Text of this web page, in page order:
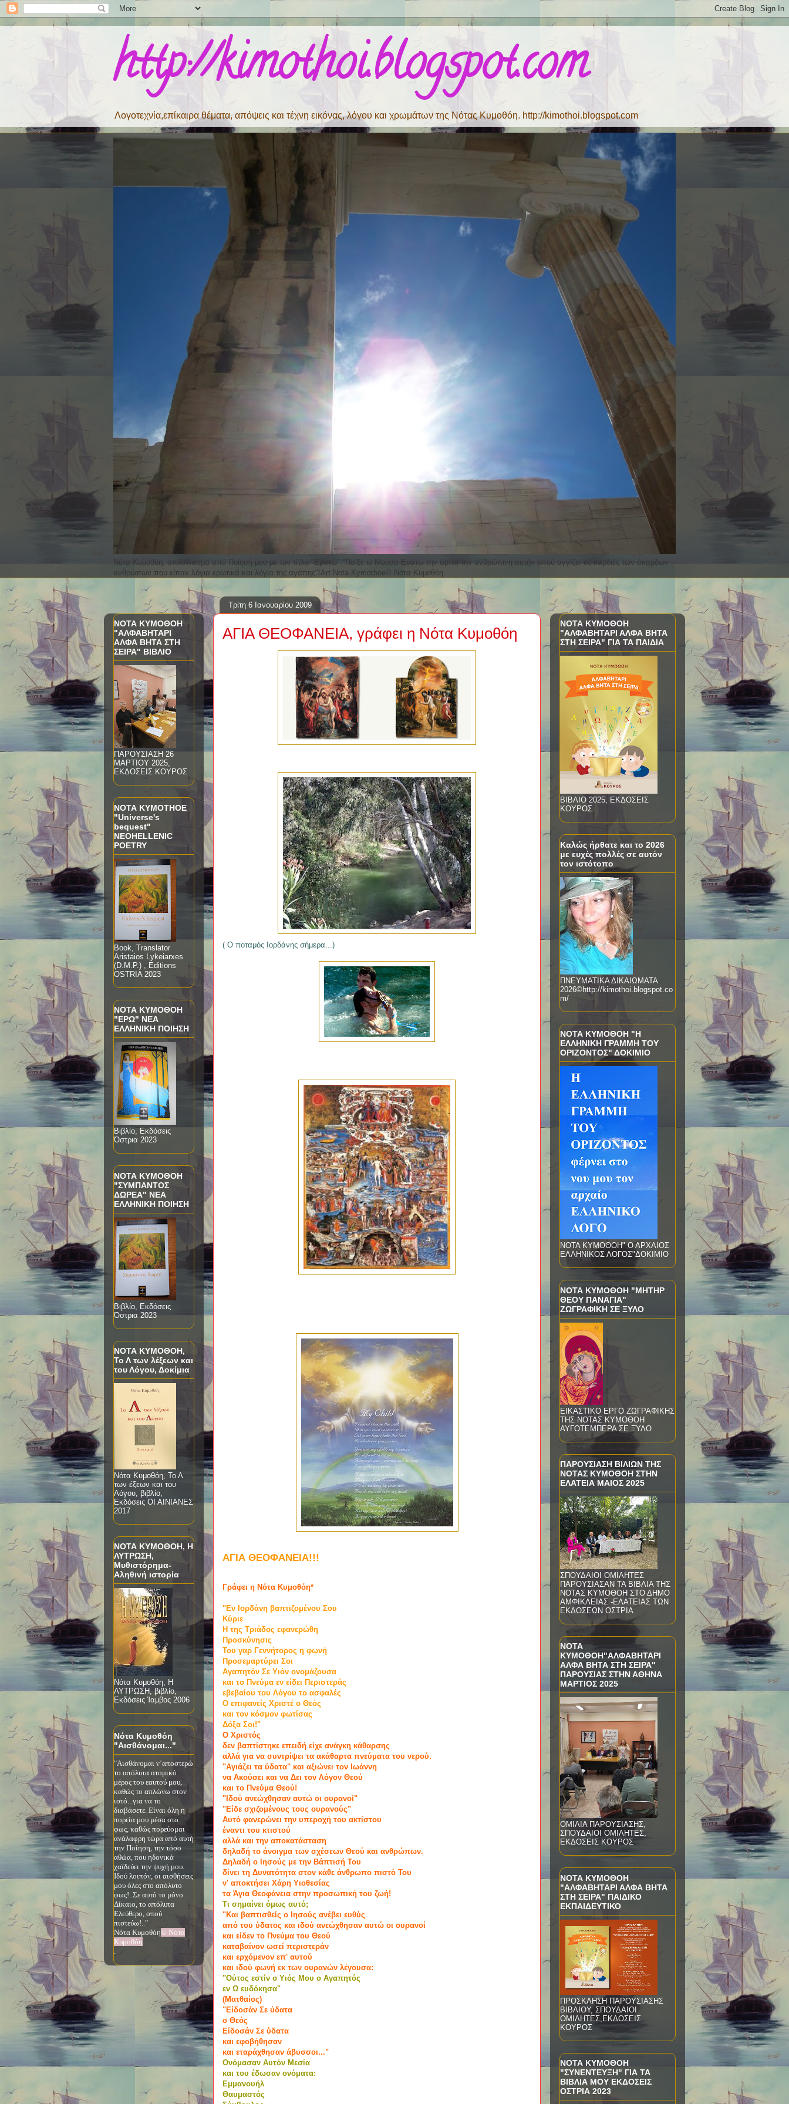
http://kimothoi.blogspot.com
Λογοτεχνία,επίκαιρα θέματα, απόψεις και τέχνη εικόνας, λόγου και χρωμάτων της Νότας Κυμοθόη. http://kimothoi.blogspot.com
Νότα Κυμοθόη, απόσπασμα από Ποίησή μου με τον τίτλο "Ερατώ" "Παίξε ω Μούσα Ερατώ την άρπα την ανθρώπινη αυτήν οπού αγγίζει τις καρδιές των άκαρδων
ανθρώπων που είπαν λόγια ερωτικά και λόγια της αγάπης"/Art Nota Kymothoe© Nότα Κυμοθόη
Τρίτη 6 Ιανουαρίου 2009
ΑΓΙΑ ΘΕΟΦΑΝΕΙΑ, γράφει η Νότα Κυμοθόη
( O ποταμός Ιορδάνης σήμερα...)
ΑΓΙΑ ΘΕΟΦΑΝΕΙΑ!!!
Γράφει η Νότα Κυμοθόη*
"Εν Ιορδάνη βαπτιζομένου Σου
Κύριε
Η της Τριάδος εφανερώθη
Προσκύνησις
Του γαρ Γεννήτορος η φωνή
Προσεμαρτύρει Σοι
Αγαπητόν Σε Υιόν ονομάζουσα
και το Πνεύμα εν είδει Περιστεράς
εβεβαίου του Λόγου το ασφαλές
Ο επιφανείς Χριστέ ο Θεός
και τον κόσμον φωτίσας
Δόξα Σοι!"
Ο Χριστός
δεν βαπτίστηκε επειδή είχε ανάγκη κάθαρσης
αλλά για να συντρίψει τα ακάθαρτα πνεύματα του νερού.
"Αγιάζει τα ύδατα" και αξιώνει τον Ιωάννη
να Ακούσει και να Δει τον Λόγον Θεού
και το Πνεύμα Θεού!
"Ιδού ανεώχθησαν αυτώ οι ουρανοί"
"Είδε σχιζομένους τους ουρανούς"
Αυτό φανερώνει την υπεροχή του ακτίστου
έναντι του κτιστού
αλλά και την αποκατάσταση
δηλαδή το άνοιγμα των σχέσεων Θεού και ανθρώπων.
Δηλαδή ο Ιησούς με την Βάπτισή Του
δίνει τη Δυνατότητα στον κάθε άνθρωπο πιστό Του
ν' αποκτήσει Χάρη Υιοθεσίας
τα Άγια Θεοφάνεια στην προσωπική του ζωή!
Τι σημαίνει όμως αυτό;
"Και βαπτισθείς ο Ιησούς ανέβει ευθύς
από του ύδατος και ιδού ανεώχθησαν αυτώ οι ουρανοί
και είδεν το Πνεύμα του Θεού
καταβαίνον ωσεί περιστεράν
και ερχόμενον επ' αυτού
και ιδού φωνή εκ των ουρανών λέγουσα:
"Ούτος εστίν ο Υιός Μου ο Αγαπητός
εν Ω ευδόκησα"
(Ματθαίος)
"Είδοσάν Σε ύδατα
ο Θεός
Είδοσάν Σε ύδατα
και εφοβήθησαν
και εταράχθησαν άβυσσοι..."
Ονόμασαν Αυτόν Μεσία
και του έδωσαν ονόματα:
Εμμανουήλ
Θαυμαστός
ΝΟΤΑ ΚΥΜΟΘΟΗ
"ΑΛΦΑΒΗΤΑΡΙ
ΑΛΦΑ ΒΗΤΑ ΣΤΗ
ΣΕΙΡΑ" ΒΙΒΛΙΟ
ΠΑΡΟΥΣΙΑΣΗ 26
ΜΑΡΤΙΟΥ 2025,
ΕΚΔΟΣΕΙΣ ΚΟΥΡΟΣ
ΝΟΤΑ ΚΥΜΟTHOE
"Universe's
bequest"
NEOHELLENIC
POETRY
Book, Translator
Aristaios Lykeiarxes
(D.M.P.) , Editions
OSTRIA 2023
ΝΟΤΑ ΚΥΜΟΘΟΗ
"ΕΡΩ" ΝΕΑ
ΕΛΛΗΝΙΚΗ ΠΟΙΗΣΗ
Βιβλίο, Εκδόσεις
Όστρια 2023
ΝΟΤΑ ΚΥΜΟΘΟΗ
"ΣΥΜΠΑΝΤΟΣ
ΔΩΡΕΑ" ΝΕΑ
ΕΛΛΗΝΙΚΗ ΠΟΙΗΣΗ
Βιβλίο, Εκδόσεις
Όστρια 2023
ΝΟΤΑ ΚΥΜΟΘΟΗ,
Το Λ των λέξεων και
του Λόγου, Δοκίμια
Νότα Κυμοθόη, Το Λ
των έξεων και του
Λόγου, βιβλίο,
Εκδόσεις ΟΙ ΑΙΝΙΑΝΕΣ
2017
ΝΟΤΑ ΚΥΜΟΘΟΗ, Η
ΛΥΤΡΩΣΗ,
Μυθιστόρημα-
Αληθινή ιστορία
Νότα Κυμοθόη, Η
ΛΥΤΡΩΣΗ, βιβλίο,
Εκδόσεις Ίαμβος 2006
Νότα Κυμοθόη
"Αισθάνομαι..."
"Αισθάνομαι ν΄αποστερώ
το απόλυτα ατομικό
μέρος του εαυτού μου,
καθώς το απλώνω στον
ιστό...για να το
διαβάσετε. Είναι όλη η
πορεία μου μέσα στο
φως, καθώς πορεύομαι
ανάλαφρη τώρα από αυτή
την Ποίηση, την τόσο
αθώα, που ηδονικά
χαϊδεύει την ψυχή μου.
Ιδού λοιπόν, οι αισθήσεις
μου όλες στο απόλυτο
φως!..Σε αυτό το μόνο
Δίκαιο, το απόλυτα
Ελεύθερο, οπού
πιστεύω!.."
Νότα Κυμοθόη© Νότα
Κυμοθόη
ΝΟΤΑ ΚΥΜΟΘΟΗ
"ΑΛΦΑΒΗΤΑΡΙ ΑΛΦΑ ΒΗΤΑ
ΣΤΗ ΣΕΙΡΑ" ΓΙΑ ΤΑ ΠΑΙΔΙΑ
ΒΙΒΛΙΟ 2025, ΕΚΔΟΣΕΙΣ
ΚΟΥΡΟΣ
Καλώς ήρθατε και το 2026
με ευχές πολλές σε αυτόν
τον ιστότοπο
ΠΝΕΥΜΑΤΙΚΑ ΔΙΚΑΙΩΜΑΤΑ
2026©http://kimothoi.blogspot.co
m/
ΝΟΤΑ ΚΥΜΟΘΟΗ "Η
ΕΛΛΗΝΙΚΗ ΓΡΑΜΜΗ ΤΟΥ
ΟΡΙΖΟΝΤΟΣ" ΔΟΚΙΜΙΟ
ΝΟΤΑ ΚΥΜΟΘΟΗ" Ο ΑΡΧΑΙΟΣ
ΕΛΛΗΝΙΚΟΣ ΛΟΓΟΣ"ΔΟΚΙΜΙΟ
ΝΟΤΑ ΚΥΜΟΘΟΗ "ΜΗΤΗΡ
ΘΕΟΥ ΠΑΝΑΓΙΑ"
ΖΩΓΡΑΦΙΚΗ ΣΕ ΞΥΛΟ
ΕΙΚΑΣΤΙΚΟ ΕΡΓΟ ΖΩΓΡΑΦΙΚΗΣ
ΤΗΣ ΝΟΤΑΣ ΚΥΜΟΘΟΗ
ΑΥΓΟΤΕΜΠΕΡΑ ΣΕ ΞΥΛΟ
ΠΑΡΟΥΣΙΑΣΗ ΒΙΛΙΩΝ ΤΗΣ
ΝΟΤΑΣ ΚΥΜΟΘΟΗ ΣΤΗΝ
ΕΛΑΤΕΙΑ ΜΑΙΟΣ 2025
ΣΠΟΥΔΑΙΟΙ ΟΜΙΛΗΤΕΣ
ΠΑΡΟΥΣΙΑΣΑΝ ΤΑ ΒΙΒΛΙΑ ΤΗΣ
ΝΟΤΑΣ ΚΥΜΟΘΟΗ ΣΤΟ ΔΗΜΟ
ΑΜΦΙΚΛΕΙΑΣ -ΕΛΑΤΕΙΑΣ ΤΩΝ
ΕΚΔΟΣΕΩΝ ΟΣΤΡΙΑ
ΝΟΤΑ
ΚΥΜΟΘΟΗ"ΑΛΦΑΒΗΤΑΡΙ
ΑΛΦΑ ΒΗΤΑ ΣΤΗ ΣΕΙΡΑ"
ΠΑΡΟΥΣΙΑΣ ΣΤΗΝ ΑΘΗΝΑ
ΜΑΡΤΙΟΣ 2025
ΟΜΙΛΙΑ ΠΑΡΟΥΣΙΑΣΗΣ,
ΣΠΟΥΔΑΙΟΙ ΟΜΙΛΗΤΕΣ,
ΕΚΔΟΣΕΙΣ ΚΟΥΡΟΣ
ΝΟΤΑ ΚΥΜΟΘΟΗ
"ΑΛΦΑΒΗΤΑΡΙ ΑΛΦΑ ΒΗΤΑ
ΣΤΗ ΣΕΙΡΑ" ΠΑΙΔΙΚΟ
ΕΚΠΑΙΔΕΥΤΙΚΟ
ΠΡΟΣΚΛΗΣΗ ΠΑΡΟΥΣΙΑΣΗΣ
ΒΙΒΛΙΟΥ, ΣΠΟΥΔΑΙΟΙ
ΟΜΙΛΗΤΕΣ,ΕΚΔΟΣΕΙΣ
ΚΟΥΡΟΣ
ΝΟΤΑ ΚΥΜΟΘΟΗ
"ΣΥΝΕΝΤΕΥΞΗ" ΓΙΑ ΤΑ
ΒΙΒΛΙΑ ΜΟΥ ΕΚΔΟΣΕΙΣ
ΟΣΤΡΙΑ 2023